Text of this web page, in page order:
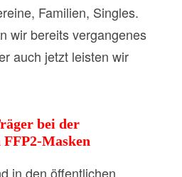
Familien, Singles.
wir bereits vergangenes
auch jetzt leisten wir
bei der
Masken
in den öffentlichen